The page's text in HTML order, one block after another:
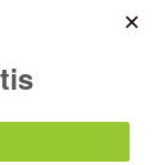
SHOP